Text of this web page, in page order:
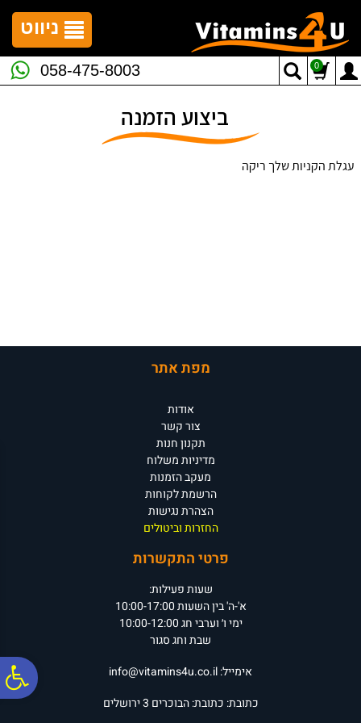
המרכזי
ניווט
058-475-8003 0
ביצוע הזמנה
עגלת הקניות שלך ריקה
מפת אתר
אודות
צור קשר
תקנון חנות
מדיניות משלוח
מעקב הזמנות
הרשמת לקוחות
הצהרת נגישות
החזרות וביטולים
פרטי התקשרות
שעות פעילות:
א'-ה' בין השעות 10:00-17:00
ימי ו׳ וערבי חג 10:00-12:00
שבת וחג סגור
אימייל:info@vitamins4u.co.il
כתובת: כתובת: הבוכרים 3 ירושלים